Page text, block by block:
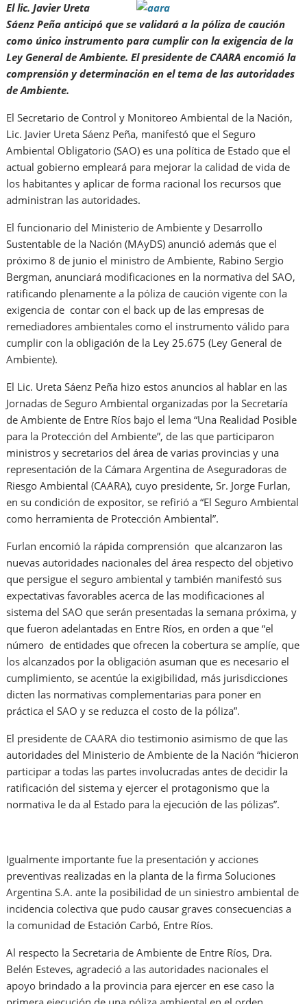
El lic. Javier Ureta
Sáenz Peña anticipó que se validará a la póliza de caución
como único instrumento para cumplir con la exigencia de la
Ley General de Ambiente. El presidente de CAARA encomió la
comprensión y determinación en el tema de las autoridades
de Ambiente.
El Secretario de Control y Monitoreo Ambiental de la Nación,
Lic. Javier Ureta Sáenz Peña, manifestó que el Seguro
Ambiental Obligatorio (SAO) es una política de Estado que el
actual gobierno empleará para mejorar la calidad de vida de
los habitantes y aplicar de forma racional los recursos que
administran las autoridades.
El funcionario del Ministerio de Ambiente y Desarrollo
Sustentable de la Nación (MAyDS) anunció además que el
próximo 8 de junio el ministro de Ambiente, Rabino Sergio
Bergman, anunciará modificaciones en la normativa del SAO,
ratificando plenamente a la póliza de caución vigente con la
exigencia de contar con el back up de las empresas de
remediadores ambientales como el instrumento válido para
cumplir con la obligación de la Ley 25.675 (Ley General de
Ambiente).
El Lic. Ureta Sáenz Peña hizo estos anuncios al hablar en las
Jornadas de Seguro Ambiental organizadas por la Secretaría
de Ambiente de Entre Ríos bajo el lema “Una Realidad Posible
para la Protección del Ambiente”, de las que participaron
ministros y secretarios del área de varias provincias y una
representación de la Cámara Argentina de Aseguradoras de
Riesgo Ambiental (CAARA), cuyo presidente, Sr. Jorge Furlan,
en su condición de expositor, se refirió a “El Seguro Ambiental
como herramienta de Protección Ambiental”.
Furlan encomió la rápida comprensión que alcanzaron las
nuevas autoridades nacionales del área respecto del objetivo
que persigue el seguro ambiental y también manifestó sus
expectativas favorables acerca de las modificaciones al
sistema del SAO que serán presentadas la semana próxima, y
que fueron adelantadas en Entre Ríos, en orden a que “el
número de entidades que ofrecen la cobertura se amplíe, que
los alcanzados por la obligación asuman que es necesario el
cumplimiento, se acentúe la exigibilidad, más jurisdicciones
dicten las normativas complementarias para poner en
práctica el SAO y se reduzca el costo de la póliza”.
El presidente de CAARA dio testimonio asimismo de que las
autoridades del Ministerio de Ambiente de la Nación “hicieron
participar a todas las partes involucradas antes de decidir la
ratificación del sistema y ejercer el protagonismo que la
normativa le da al Estado para la ejecución de las pólizas”.
Igualmente importante fue la presentación y acciones
preventivas realizadas en la planta de la firma Soluciones
Argentina S.A. ante la posibilidad de un siniestro ambiental de
incidencia colectiva que pudo causar graves consecuencias a
la comunidad de Estación Carbó, Entre Ríos.
Al respecto la Secretaria de Ambiente de Entre Ríos, Dra.
Belén Esteves, agradeció a las autoridades nacionales el
apoyo brindado a la provincia para ejercer en ese caso la